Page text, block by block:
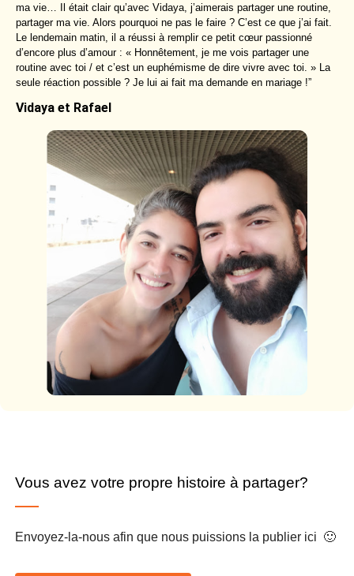
ma vie… Il était clair qu’avec Vidaya, j’aimerais partager une routine,
partager ma vie. Alors pourquoi ne pas le faire ? C’est ce que j’ai fait.
Le lendemain matin, il a réussi à remplir ce petit cœur passionné
d’encore plus d’amour : « Honnêtement, je me vois partager une
routine avec toi / et c’est un euphémisme de dire vivre avec toi. » La
seule réaction possible ? Je lui ai fait ma demande en mariage !”
Vidaya et Rafael
Vous avez votre propre histoire à partager?
Envoyez-la-nous afin que nous puissions la publier ici 🙂